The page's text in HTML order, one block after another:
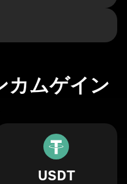
カムゲイン
USDT